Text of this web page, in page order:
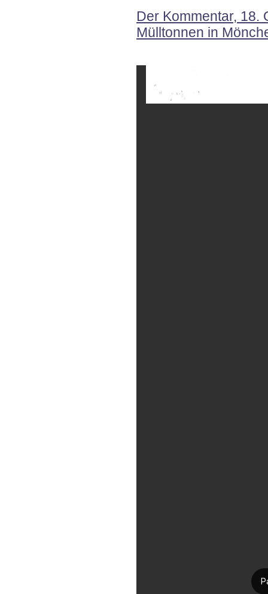
Der Kommentar, 18.
Mülltonnen in